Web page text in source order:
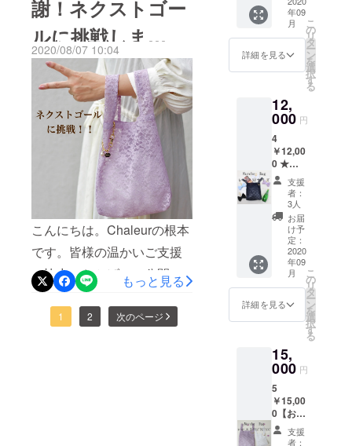
品は、9月3日（木） より順
次発送いたします。お届け
をお待ちいただいておりま
すご支援者さまには重ねて
お詫び申し上げます。最前
を尽くしてまいりますの
で、到着まで今しばらくお
待ちいただきますようお願
い申し上げます。【今後の
ご購入につきまして】シャ
ルール、ホームページ内
Web Shopにて販売いたしま
す。https://www.chaleur-
fur.com/web-shop現在、松
屋銀座1Fエッセンスプラス
謝！ネクストゴー
ルに挑戦しま
す！！
2020/08/07 10:04
こんにちは。Chaleurの根本
です。皆様の温かいご支援
ご協力のおかげで、公開か
ら1週間にして目標金額の30
万円を達成する事ができま
もっと見る
1 2 次のページ
送らせ
ていた
だきま
す
点 ・お
礼の
メッ
セージ
を
『メー
感謝の
気持ち
を込め
て送ら
せてい
ただき
ます ・
シャ
ルール
の新作
発売や
イベン
ト時に
情報を
『メー
ル』で
送らせ
ルシェ
バッグ
の発送
は9月上
旬～9月
中にか
けて順
次発送
年09
月
詳細を見る
こ
の
リ
タ
ー
ン
を
選
択
す
る
12,
000 円
4
￥12,00
0 ★マ
ルシェ
バッ
グ
レー
ス Ｍ
サイ
ズ １
点 ・お
礼の
メッ
セージ
を
『メー
感謝の
気持ち
を込め
て送ら
せてい
ただき
ます ・
シャ
支援
者：
3人
お届
け予
定：
2020
年09
月
詳細を見る
こ
の
リ
タ
ー
ン
を
選
択
す
る
15,
000 円
5
￥15,00
0【お得
セッ
ト】支援
者：